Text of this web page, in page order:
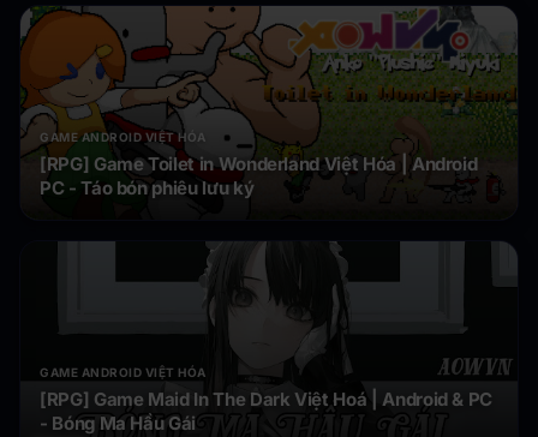
GAME ANDROID VIỆT HÓA
[RPG] Game Toilet in Wonderland Việt Hóa | Android
PC - Táo bón phiêu lưu ký
GAME ANDROID VIỆT HÓA
[RPG] Game Maid In The Dark Việt Hoá | Android & PC
- Bóng Ma Hầu Gái